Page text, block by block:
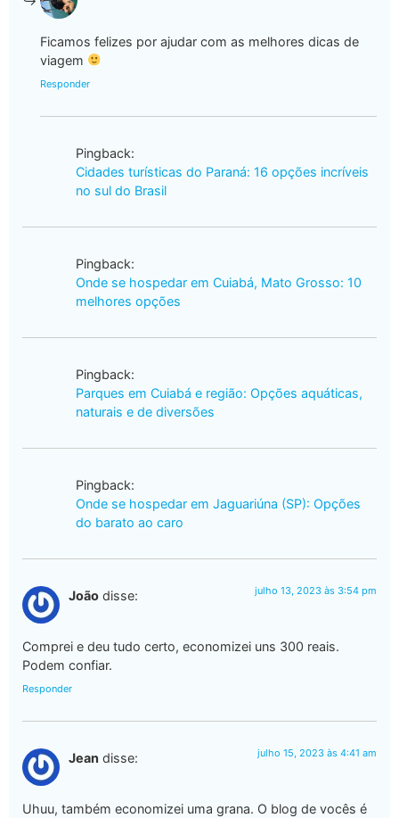
Ficamos felizes por ajudar com as melhores dicas de
viagem
Responder
Pingback:
Cidades turísticas do Paraná: 16 opções incríveis
no sul do Brasil
Pingback:
Onde se hospedar em Cuiabá, Mato Grosso: 10
melhores opções
Pingback:
Parques em Cuiabá e região: Opções aquáticas,
naturais e de diversões
Pingback:
Onde se hospedar em Jaguariúna (SP): Opções
do barato ao caro
João disse: julho 13, 2023 às 3:54 pm
Comprei e deu tudo certo, economizei uns 300 reais.
Podem confiar.
Responder
Jean disse: julho 15, 2023 às 4:41 am
Uhuu, também economizei uma grana. O blog de vocês é